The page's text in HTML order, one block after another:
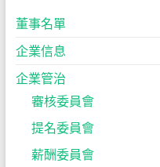
董事名單
企業信息
企業管治
審核委員會
提名委員會
薪酬委員會